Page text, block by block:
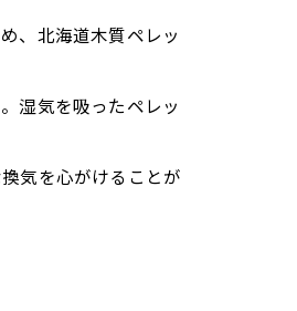
、北海道木質ペレッ
湿気を吸ったペレッ
気を心がけることが